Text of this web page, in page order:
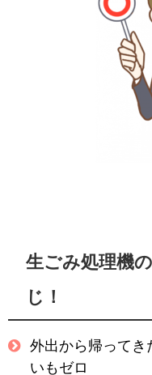
生ごみ処理機
じ！
外出から帰ってき
いもゼロ